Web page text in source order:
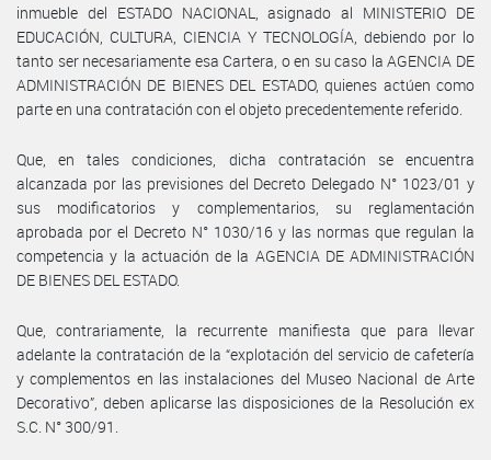
inmueble del ESTADO NACIONAL, asignado al MINISTERIO DE
EDUCACIÓN, CULTURA, CIENCIA Y TECNOLOGÍA, debiendo por lo
tanto ser necesariamente esa Cartera, o en su caso la AGENCIA DE
ADMINISTRACIÓN DE BIENES DEL ESTADO, quienes actúen como
parte en una contratación con el objeto precedentemente referido.
Que, en tales condiciones, dicha contratación se encuentra
alcanzada por las previsiones del Decreto Delegado N° 1023/01 y
sus modificatorios y complementarios, su reglamentación
aprobada por el Decreto N° 1030/16 y las normas que regulan la
competencia y la actuación de la AGENCIA DE ADMINISTRACIÓN
DE BIENES DEL ESTADO.
Que, contrariamente, la recurrente manifiesta que para llevar
adelante la contratación de la “explotación del servicio de cafetería
y complementos en las instalaciones del Museo Nacional de Arte
Decorativo”, deben aplicarse las disposiciones de la Resolución ex
S.C. N° 300/91.